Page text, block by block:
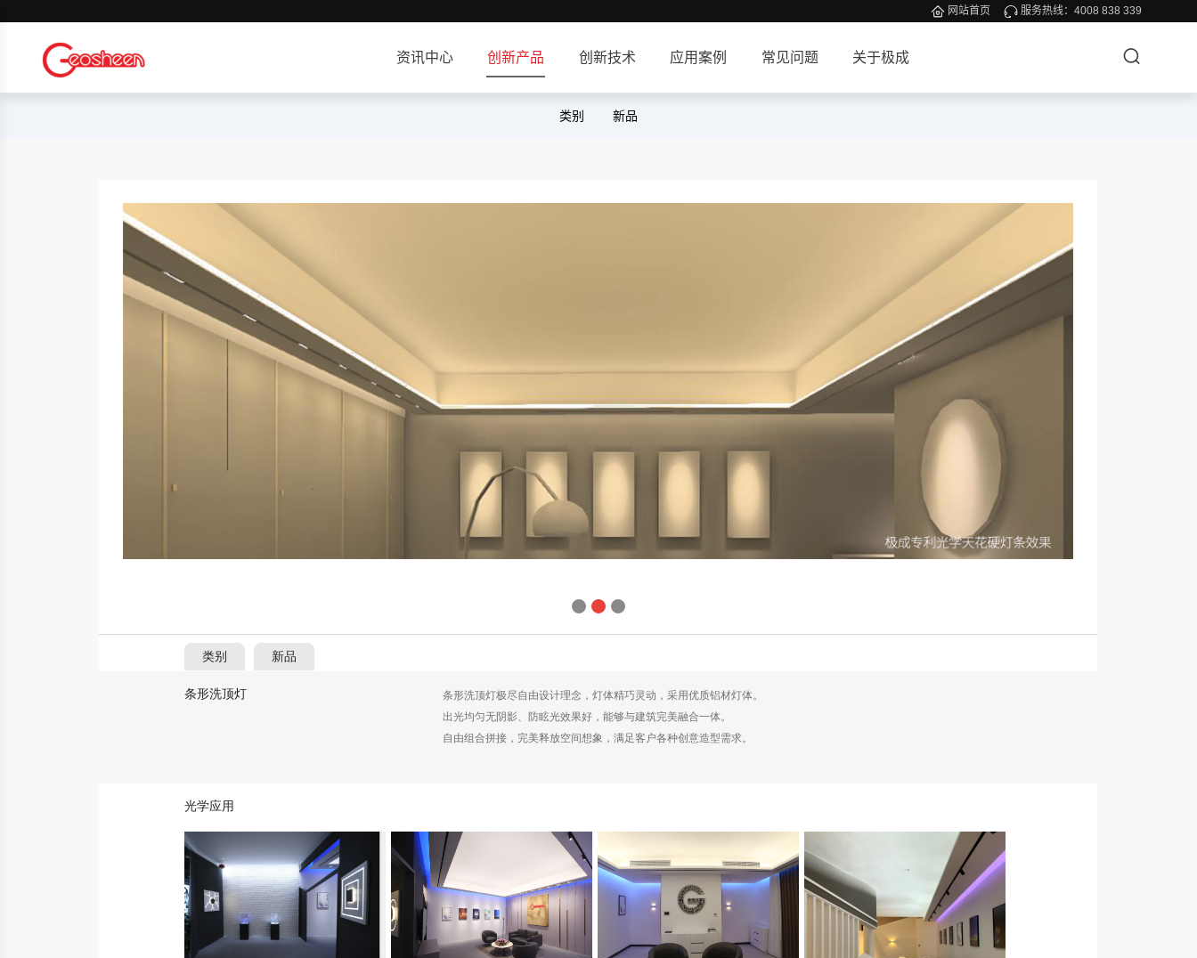
网站首页 服务热线：4008 838 339
资讯中心 创新产品 创新技术 应用案例 常见问题 关于极成
类别 新品